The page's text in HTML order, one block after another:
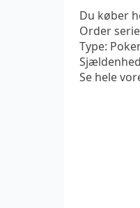
Du køber
Order
Type:
Se hele